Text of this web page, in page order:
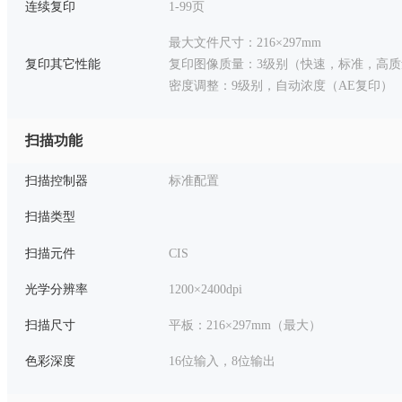
连续复印 1-99页
复印其它性能
最大文件尺寸：216×297mm
复印图像质量：3级别（快速，标准，高质
密度调整：9级别，自动浓度（AE复印）
扫描功能
扫描控制器 标准配置
扫描类型
扫描元件 CIS
光学分辨率 1200×2400dpi
扫描尺寸 平板：216×297mm（最大）
色彩深度 16位输入，8位输出